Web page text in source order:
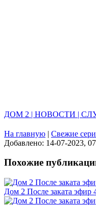
ДОМ 2 | НОВОСТИ |
На главную | Свежие
Добавлено: 14-07-2023,
Похожие
Дом 2 После заката эфир